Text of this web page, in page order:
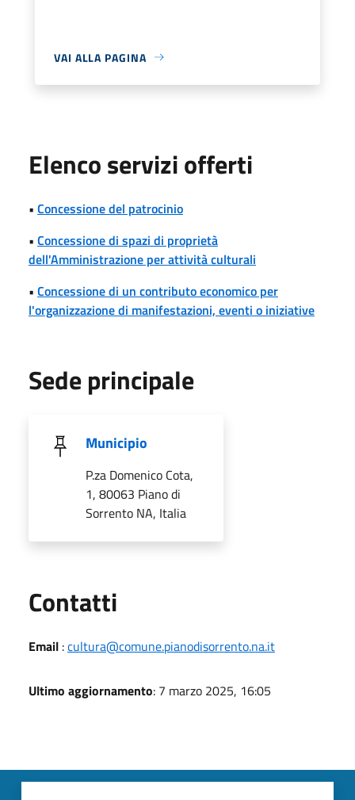
VAI ALLA PAGINA
Elenco servizi offerti
• Concessione del patrocinio
• Concessione di spazi di proprietà
dell'Amministrazione per attività culturali
• Concessione di un contributo economico per
l'organizzazione di manifestazioni, eventi o iniziative
Sede principale
Municipio
P.za Domenico Cota,
1, 80063 Piano di
Sorrento NA, Italia
Contatti
Email :cultura@comune.pianodisorrento.na.it
Ultimo aggiornamento: 7 marzo 2025, 16:05